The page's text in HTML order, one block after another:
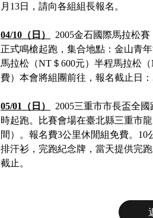
月13日，請向各組組長報名。
04/10（日）
2005金石國際馬拉松
正式鳴槍起跑，集合地點：金山青
馬拉松（NT＄600元）半程馬拉松
費）本會將組團前往，報名截止日
05/01（日）
2005三重市市長盃全
時起跑。比賽會場在臺北縣三重市
間）。報名費3公里休閒組免費。10
排汗衫，完跑紀念牌，當天提供完
截止。